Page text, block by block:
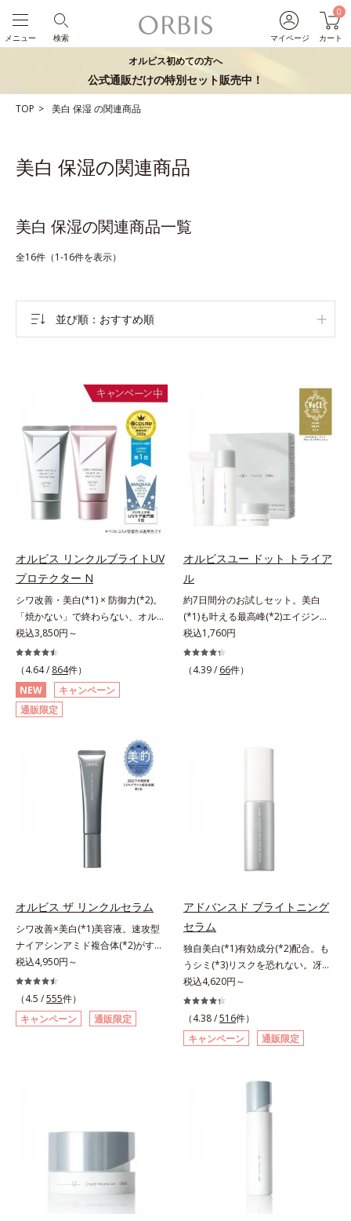
マイページ
0
カート
検索
メニュー
オルビス初めての方へ
公式通販だけの特別セット販売中！
TOP 美白 保湿の関連商品
美白 保湿の関連商品
美白 保湿の関連商品一覧
全16件（1-16件を表示）
並び順 おすすめ順
オルビス リンクルブライトUV
プロテクター N
シワ改善・美白(*1) × 防御力(*2)。
「焼かない」で終わらない、オルビ
ス最高峰(*3)日焼け止め。シワ改
善・美白(*1) × 防御力(*2)「焼かな
い」で終わらないオルビス最高峰
(*3)顔用日焼け止めです。ポーラ化
成の独自研究による、紫外線に反応
して強固な膜を形成する技術「瞬間
(*4)」を搭載。紫外線を浴びた膜が
厚く強靭に進化することで、紫外線
が強い環境でも汗やくずれから肌を
守り、美容成分(*5)の浸透を促進
(*6)します。有効成分「ナイアシン
アミド」配合。真皮のコラーゲン産
プローチ。保湿成分が日中の肌にも
うるおいを与え、明るくなめらかな
肌へ導きます。さらに落ちにくくす
るとキシキシし、塗りごこちを優先
すると膜がくずれやすくなる日焼け
止めのジレンマを解消すべく試作を
重ね、落ちにくくのびのよいみずみ
ずしいテクスチャーを追求しまし
ンの生成を抑え、シミ・ソバカスを
防ぐ*2 化粧膜のくずれにくさ、肌
をうるおして保護すること*3 オル
ビス内最高の紫外線カットレベル*4
税込3,850円～
（4.64 / 864件）
NEW
キャンペーン
通販限定
オルビスユー ドット トライア
ル
約7日間分のお試しセット。美白
(*1)も叶える最高峰(*2)エイジング
ケア(*3)。ハリも透明感(*4)も結果
主義。年齢サイン(*5)の因子に着目
した肌科学エイジングケア(*3)シリ
もに現れる年齢サイン(*5)について
み(*6)などが現れている状態である
「透明感のなさ」が現れることで大
人の肌印象に大きな影響を与えてい
ることが分かりました。そこでオル
ビスユー ドットシリーズは美容成
ら配合している美白有効成分「トラ
ネキサム酸」を配合しました。さら
に、シリーズ共通の美容成分(*7)
「GLルートブースター(*9)」を配合
することで、肌のふっくら感や透明
感を叶えます。美白ケアしながら多
角的なエイジングケアが叶うシリー
ズに。3ステップで上向き(*10)のハ
リと透明感を。効果的なシナジー設
援します。*1 メラニンの生成を抑
シュ除く）*2 オルビス内スキンケ
る*5 乾燥、ハリ・ツヤのなさ
*6 乾燥による*7 保湿成分*8
ロニセラカエルレア果汁、ノバラエ
税込1,760円
（4.39 / 66件）
オルビス ザ リンクルセラム
シワ改善×美白(*1)美容液。速攻型
ナイアシンアミド複合体(*2)がすば
やく浸透(*3)。ピンと、パッと。大
人の肌にハリ感を。シワ改善×美白
(*1)美容液。ポーラ化成 研究所の独
自研究で見出した、速攻型ナイアシ
ンアミド複合体(*2)と浸透サポート
メラニン生成を防ぎ未来のシミ・ソ
バカスを予防します。さらに独自研
究に基づいた浸透型ハリ保湿成分
(*6)で大人肌にハリ感をプラス。す
税込4,950円～
（4.5 /555件）
キャンペーン
通販限定
アドバンスド ブライトニング
セラム
独自美白(*1)有効成分(*2)配合。も
うシミ(*3)リスクを恐れない。冴え
わたる透明美肌(*4)へ。先端肌科学
が導く、透明感あふれる輝き(*4)
へ。今の自分の肌も未来の肌もあき
らめない、自分史上最高の冴えわた
る透明美肌(*4)を目指すには、美肌
ミを予防するお手入れを続けること
ーラ・オルビスグループ独自の美白
ミの原因になると考えられる“メラ
ニンの塊”を居座らせない(*1)、粉砕
と排出サポート(*5)の2ステップで
メラニンの蓄積を抑え、シミ・ソバ
税込4,620円～
（4.38 /516件）
キャンペーン
通販限定